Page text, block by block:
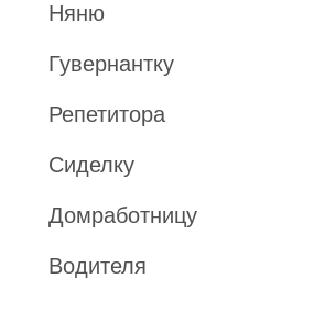
Няню
Гувернантку
Репетитора
Сиделку
Домработницу
Водителя